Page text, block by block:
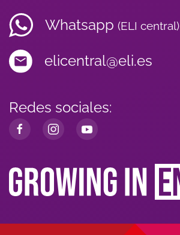
Whatsapp (ELI central)
elicentral@eli.es
Redes sociales: